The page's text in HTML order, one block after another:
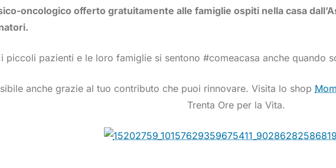
oncologico offerto gratuitamente alle famiglie ospiti nella casa
i piccoli pazienti e le loro famiglie si sentono #comeacasa anche quando
anche grazie al tuo contributo che puoi rinnovare. Visita lo shop
Trenta Ore per la Vita.